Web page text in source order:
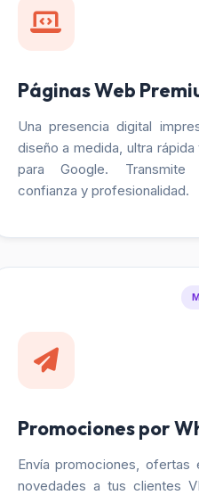
Páginas Web
Una presencia digital
diseño a medida, ultra
para Google. Transmite
confianza y profesionalidad.
Promociones por
Envía promociones, ofertas
novedades a tus clientes